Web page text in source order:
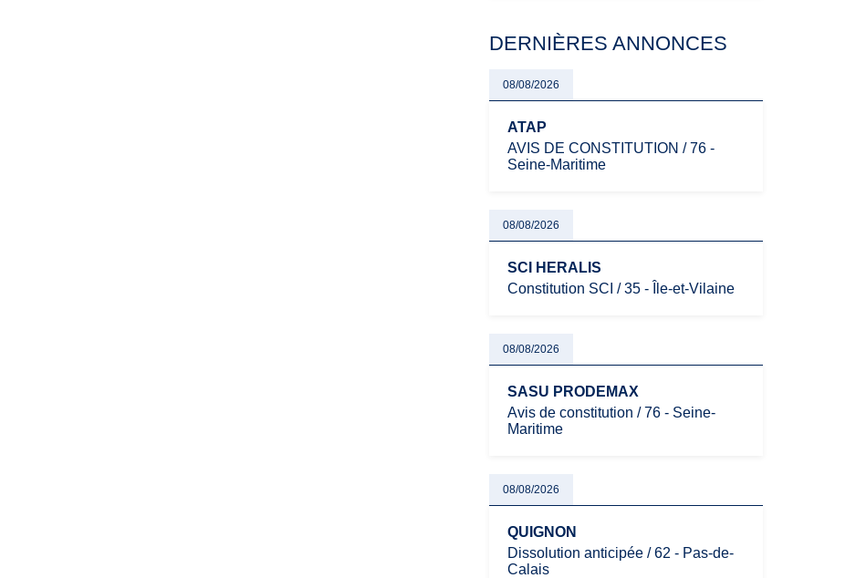
évoluent dans un contexte de contrôle
oblige les indépendants à rester
particulièrement vigilants.
DERNIÈRES ANNONCES
08/08/2026
ATAP
AVIS DE CONSTITUTION / 76 -
Seine-Maritime
08/08/2026
SCI HERALIS
Constitution SCI / 35 - Île-et-Vilaine
08/08/2026
SASU PRODEMAX
Avis de constitution / 76 - Seine-
Maritime
08/08/2026
QUIGNON
Dissolution anticipée / 62 - Pas-de-
Calais